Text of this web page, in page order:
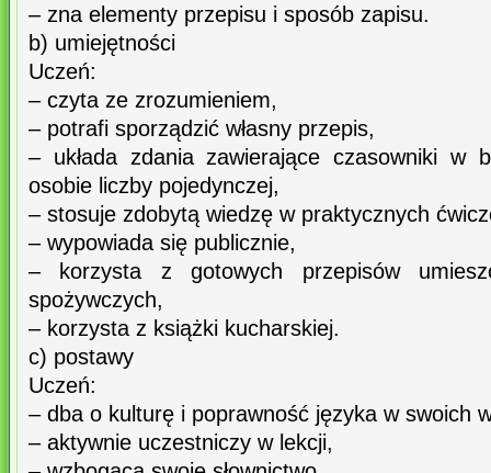
– zna elementy przepisu i sposób zapisu.
b) umiejętności
Uczeń:
– czyta ze zrozumieniem,
– potrafi sporządzić własny przepis,
– układa zdania zawierające czasowniki w
osobie liczby pojedynczej,
– stosuje zdobytą wiedzę w praktycznych
– wypowiada się publicznie,
– korzysta z gotowych przepisów
spożywczych,
– korzysta z książki kucharskiej.
c) postawy
Uczeń:
– dba o kulturę i poprawność języka w swoich
– aktywnie uczestniczy w lekcji,